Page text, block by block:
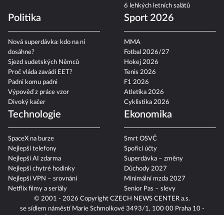
© 2001 - 2026 Copyright CZECH NEWS CENTER a.s.
se sídlem náměstí Marie Schmolkové 3493/1, 100 00 Praha 10 -
6 lehkých letních salátů
Politika
Nová superdávka: kdo na ní
dosáhne?
Sjezd sudetských Němců
Proč vláda zavádí EET?
Padni komu padni
Výpověď z práce vzor
Divoký kačer
Sport 2026
MMA
Fotbal 2026/27
Hokej 2026
Tenis 2026
F1 2026
Atletika 2026
Cyklistika 2026
Technologie
SpaceX na burze
Nejlepší telefony
Nejlepší AI zdarma
Nejlepší chytré hodinky
Nejlepší VPN – srovnání
Netflix filmy a seriály
Ekonomika
Smrt OSVČ
Spořicí účty
Superdávka – změny
Důchody 2027
Minimální mzda 2027
Senior Pas – slevy